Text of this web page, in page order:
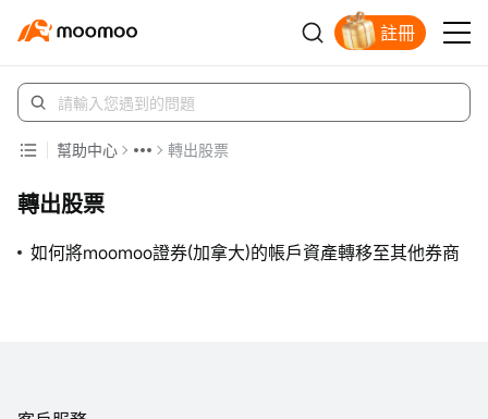
註冊
幫助中心 轉出股票
轉出股票
如何將moomoo證券(加拿大)的帳戶資產轉移至其他券商